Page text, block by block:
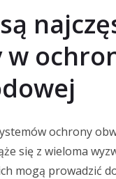
w
ochrony
się z wieloma
mogą prowadzić